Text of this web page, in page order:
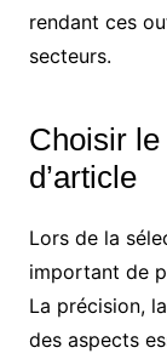
rendant ces
secteurs.
Choisir
d’article
Lors de la
important de
La précision,
des aspects